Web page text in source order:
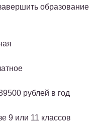
образование
рублей в год
9 или 11 классов